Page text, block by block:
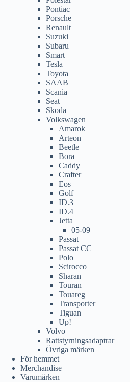
Pontiac
Porsche
Renault
Suzuki
Subaru
Smart
Tesla
Toyota
SAAB
Scania
Seat
Skoda
Volkswagen
Amarok
Arteon
Beetle
Bora
Caddy
Crafter
Eos
Golf
ID.3
ID.4
Jetta
05-09
Passat
Passat CC
Polo
Scirocco
Sharan
Touran
Touareg
Transporter
Tiguan
Up!
Volvo
Rattstyrningsadaptrar
Övriga märken
För hemmet
Merchandise
Varumärken